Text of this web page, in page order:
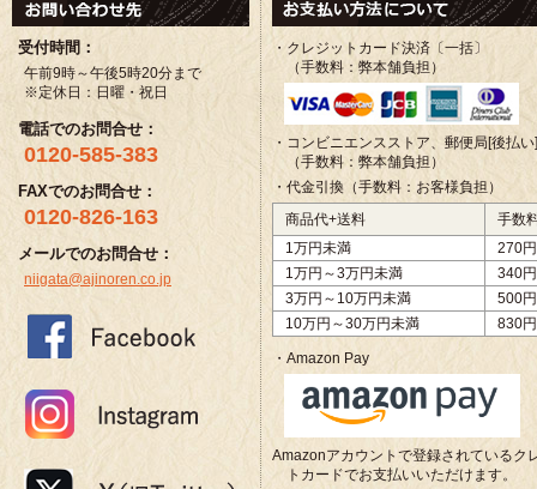
受付時間：
午前9時～午後5時20分まで
※定休日：日曜・祝日
電話でのお問合せ：
0120-585-383
FAXでのお問合せ：
0120-826-163
メールでのお問合せ：
niigata@ajinoren.co.jp
・クレジットカード決済〔一括〕
（手数料：弊本舗負担）
・コンビニエンスストア、郵便局[後払い]
（手数料：弊本舗負担）
・代金引換（手数料：お客様負担）
商品代+送料
手数
1万円未満
270円
1万円～3万円未満
340円
3万円～10万円未満
500円
10万円～30万円未満
830円
・Amazon Pay
Amazonアカウントで登録されているク
トカードでお支払いいただけます。